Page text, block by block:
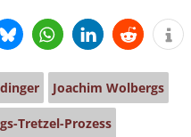
Joachim Wolbergs
Tretzel-Prozess